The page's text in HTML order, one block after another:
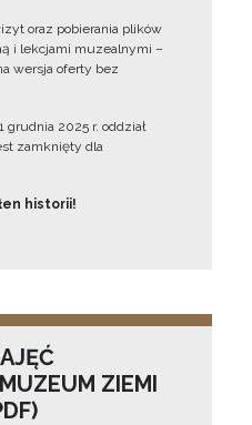
oraz pobierania plików
i lekcjami muzealnymi –
wersja oferty bez
grudnia 2025 r. oddział
zamknięty dla
historii!
ZIEMI